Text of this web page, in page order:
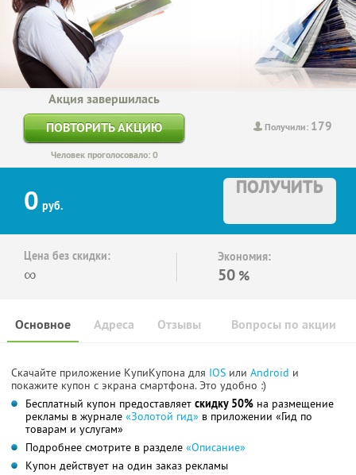
Получили: 179
Акция завершилась
ПОВТОРИТЬ АКЦИЮ
Человек проголосовало: 0
0 руб.
ПОЛУЧИТЬ
Цена без скидки:
∞
Экономия:
50 %
Основное Отзывы Вопросы по акции
Адреса
Скачайте приложение КупиКупона для IOS или Android и
покажите купон с экрана смартфона. Это удобно :)
Бесплатный купон предоставляет скидку 50% на размещение
рекламы в журнале «Золотой гид» в приложении «Гид по
товарам и услугам»
Подробнее смотрите в разделе «Описание»
Купон действует на один заказ рекламы